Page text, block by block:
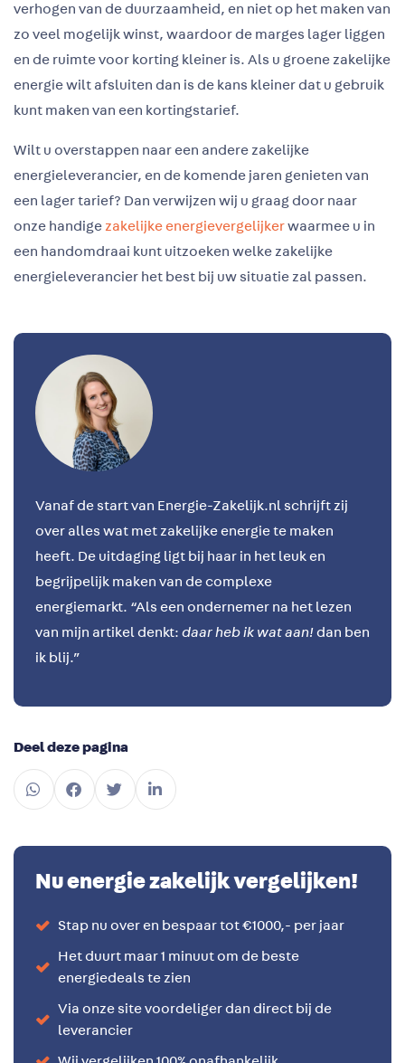
verhogen van de duurzaamheid, en niet op het maken van
zo veel mogelijk winst, waardoor de marges lager liggen
en de ruimte voor korting kleiner is. Als u groene zakelijke
energie wilt afsluiten dan is de kans kleiner dat u gebruik
kunt maken van een kortingstarief.
Wilt u overstappen naar een andere zakelijke
energieleverancier, en de komende jaren genieten van
een lager tarief? Dan verwijzen wij u graag door naar
onze handige zakelijke energievergelijkerwaarmee u in
een handomdraai kunt uitzoeken welke zakelijke
energieleverancier het best bij uw situatie zal passen.
Vanaf de start van Energie-Zakelijk.nl schrijft zij
over alles wat met zakelijke energie te maken
heeft. De uitdaging ligt bij haar in het leuk en
begrijpelijk maken van de complexe
energiemarkt. “Als een ondernemer na het lezen
van mijn artikel denkt: daar heb ik wat aan!dan ben
ik blij.”
Deel deze pagina
Nu energie zakelijk vergelijken!
Stap nu over en bespaar tot €1000,- per jaar
Het duurt maar 1 minuut om de beste
energiedeals te zien
Via onze site voordeliger dan direct bij de
leverancier